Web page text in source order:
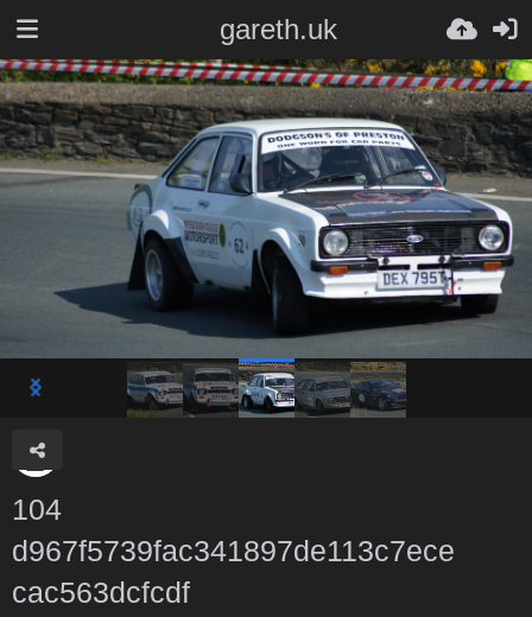
gareth.uk
104
d967f5739fac341897de113c7ece
cac563dcfcdf